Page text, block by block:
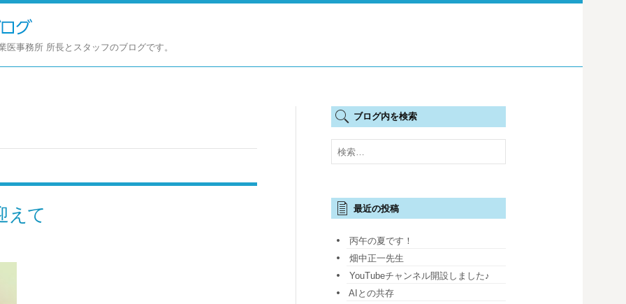
事務所 所長とスタッフのブログです。
えて
ブログ内を検索
検
索:
最近の投稿
丙午の夏です！
畑中正一先生
YouTubeチャンネル開設しました♪
AIとの共存